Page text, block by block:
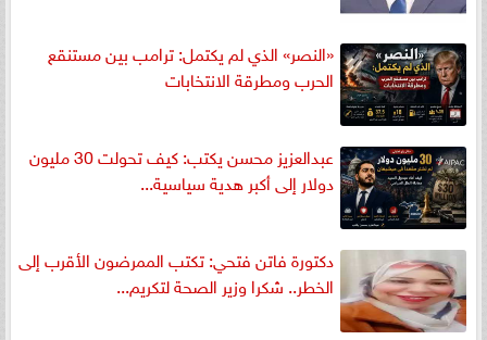
«النصر» الذي لم يكتمل: ترامب بين مستنقع
الحرب ومطرقة الانتخابات
عبدالعزيز محسن يكتب: كيف تحولت 30 مليون
دولار إلى أكبر هدية سياسية...
دكتورة فاتن فتحي: تكتب الممرضون الأقرب إلى
الخطر.. شكرا وزير الصحة لتكريم...